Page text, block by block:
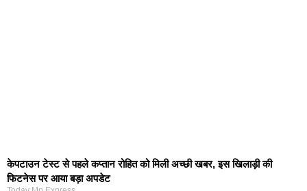
केपटाउन टेस्ट से पहले कप्तान रोहित को मिली अच्छी खबर, इस खिलाड़ी की
फिटनेस पर आया बड़ा अपडेट